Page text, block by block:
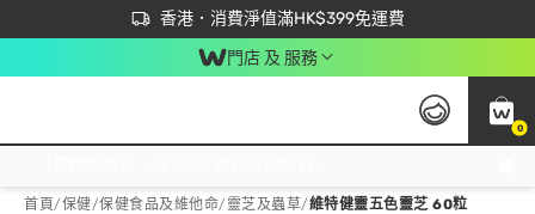
香港．消費淨值滿HK$399免運費
立即成為易賞錢會員盡享獨家優惠
首次APP下單買滿$450 輸入 NEWAPP 即減$50
門店 及 服務
0
首頁/保健/保健食品及維他命/ 靈芝及蟲草/維特健靈五色靈芝 60粒